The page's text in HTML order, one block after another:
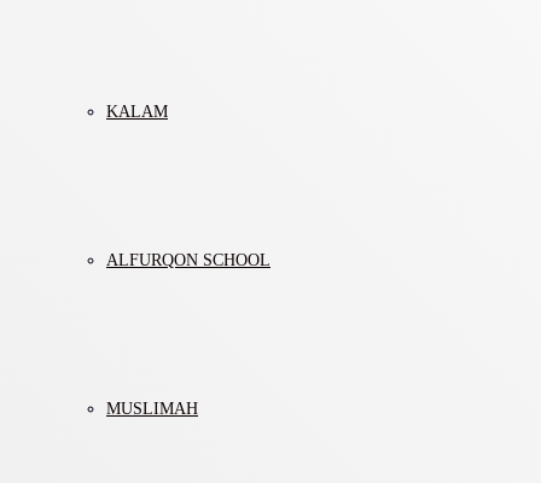
KALAM
ALFURQON SCHOOL
MUSLIMAH